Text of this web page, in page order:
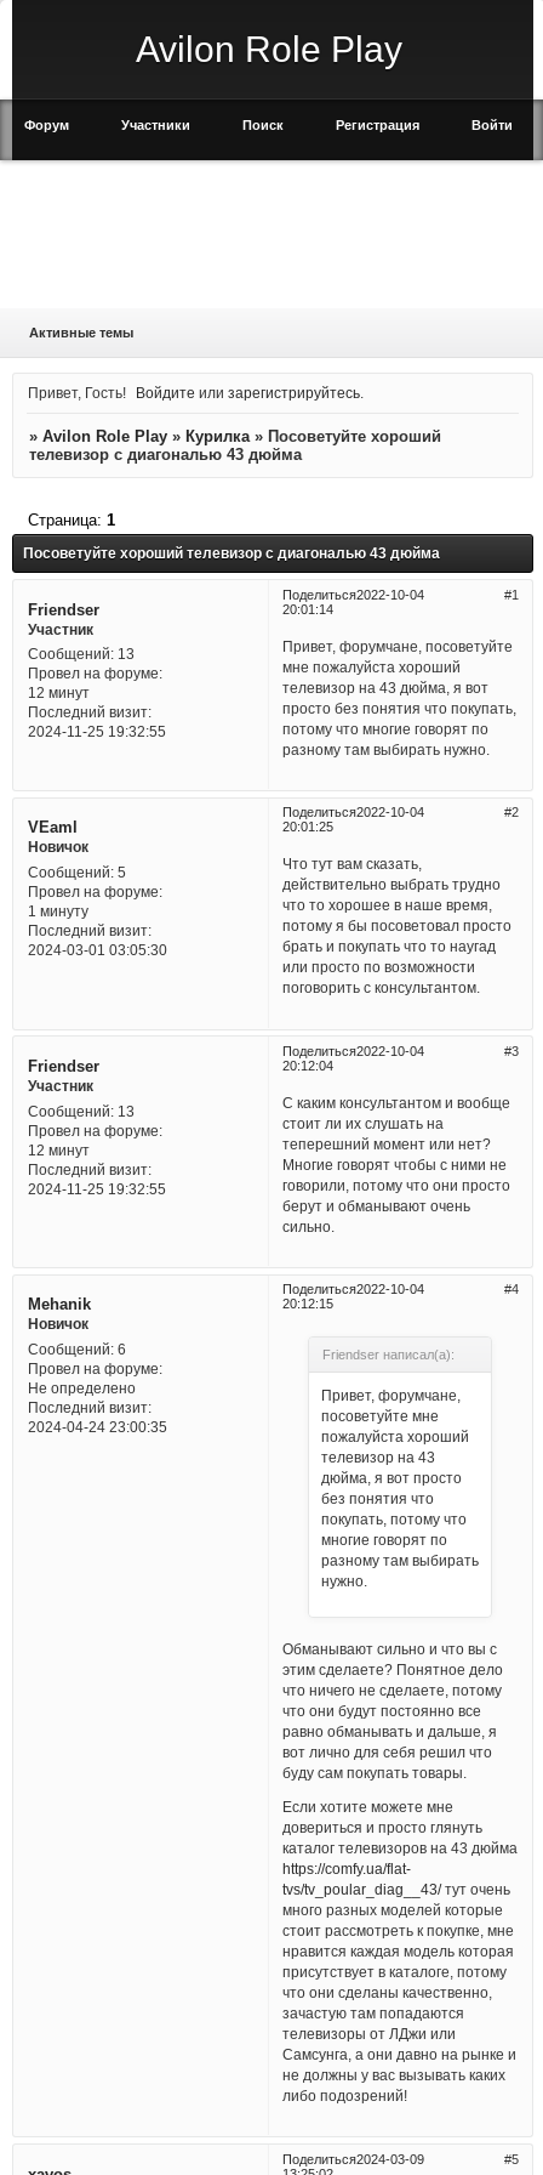
Avilon Role Play
Форум Участники Поиск Регистрация Войти
Активные темы
Привет, Гость! Войдите илизарегистрируйтесь
» Avilon Role Play » Курилка » Посоветуйте хороший
телевизор с диагональю 43 дюйма
Посоветуйте хороший телевизор с диагональю 43 дюйма
Страница: 1
Поделиться 1
2022-10-04
20:01:14
Friendser
Участник
Сообщений:13
Провел на форуме:
12 минут
Последний визит:
2024-11-25 19:32:55
Привет, форумчане, посоветуйте
мне пожалуйста хороший
телевизор на 43 дюйма, я вот
просто без понятия что покупать,
потому что многие говорят по
разному там выбирать нужно.
Поделиться 2
2022-10-04
20:01:25
VEaml
Новичок
Сообщений:5
Провел на форуме:
1 минуту
Последний визит:
2024-03-01 03:05:30
Что тут вам сказать,
действительно выбрать трудно
что то хорошее в наше время,
потому я бы посоветовал просто
брать и покупать что то наугад
или просто по возможности
поговорить с консультантом.
Поделиться 3
2022-10-04
20:12:04
Friendser
Участник
Сообщений:13
Провел на форуме:
12 минут
Последний визит:
2024-11-25 19:32:55
С каким консультантом и вообще
стоит ли их слушать на
теперешний момент или нет?
Многие говорят чтобы с ними не
говорили, потому что они просто
берут и обманывают очень
сильно.
Поделиться 4
2022-10-04
20:12:15
Mehanik
Новичок
Сообщений:6
Провел на форуме:
Не определено
Последний визит:
2024-04-24 23:00:35
Friendser написал(а):
Привет, форумчане,
посоветуйте мне
пожалуйста хороший
телевизор на 43
дюйма, я вот просто
без понятия что
покупать, потому что
многие говорят по
разному там выбирать
нужно.
Обманывают сильно и что вы с
этим сделаете? Понятное дело
что ничего не сделаете, потому
что они будут постоянно все
равно обманывать и дальше, я
вот лично для себя решил что
буду сам покупать товары.
Если хотите можете мне
довериться и просто глянуть
каталог телевизоров на 43 дюйма
https://comfy.ua/flat-
tvs/tv_poular_diag__43/тут очень
много разных моделей которые
стоит рассмотреть к покупке, мне
нравится каждая модель которая
присутствует в каталоге, потому
что они сделаны качественно,
зачастую там попадаются
телевизоры от ЛДжи или
Самсунга, а они давно на рынке и
не должны у вас вызывать каких
либо подозрений!
Поделиться 5
2024-03-09